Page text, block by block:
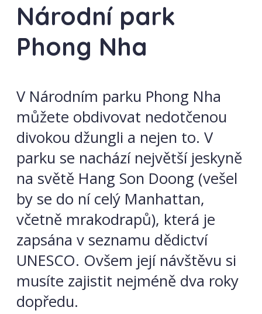
Národní park
Phong Nha
V Národním parku Phong Nha
můžete obdivovat nedotčenou
divokou džungli a nejen to. V
parku se nachází největší jeskyně
na světě Hang Son Doong (vešel
by se do ní celý Manhattan,
včetně mrakodrapů), která je
zapsána v seznamu dědictví
UNESCO. Ovšem její návštěvu si
musíte zajistit nejméně dva roky
dopředu.